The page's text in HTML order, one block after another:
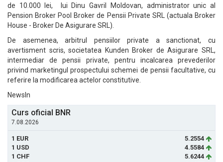
de 10.000 lei, lui Dinu Gavril Moldovan, administrator unic al
Pension Broker Pool Broker de Pensii Private SRL (actuala Broker
House - Broker De Asigurare SRL).
De asemenea, arbitrul pensiilor private a sanctionat, cu
avertisment scris, societatea Kunden Broker de Asigurare SRL,
intermediar de pensii private, pentru incalcarea prevederilor
privind marketingul prospectului schemei de pensii facultative, cu
referire la modificarea actelor constitutive.
NewsIn
Curs oficial BNR
7.08.2026
1 EUR
5.2554
1 USD
4.5584
1 CHF
5.6244